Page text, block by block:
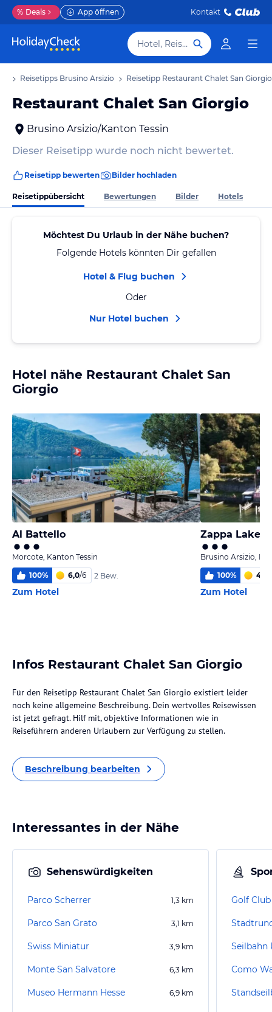
% Deals App öffnen Kontakt
Hotel, Reiseziel
Reisetipps Brusino Arsizio Reisetipp Restaurant Chalet San Giorgio
Restaurant Chalet San Giorgio
Brusino Arsizio/Kanton Tessin
Dieser Reisetipp wurde noch nicht bewertet.
Reisetipp bewerten Bilder hochladen
Reisetippübersicht Bewertungen Bilder Hotels
Möchtest Du Urlaub in der Nähe buchen?
Folgende Hotels könnten Dir gefallen
Hotel & Flug buchen
Oder
Nur Hotel buchen
Hotel nähe Restaurant Chalet San
Giorgio
Al Battello
Morcote, Kanton Tessin
100% 6,0/6 2 Bew.
Zum Hotel
Zappa Lake
Brusino Arsizio,
100% 4,4
Zum Hotel
Infos Restaurant Chalet San Giorgio
Für den Reisetipp Restaurant Chalet San Giorgio existiert leider
noch keine allgemeine Beschreibung. Dein wertvolles Reisewissen
ist jetzt gefragt. Hilf mit, objektive Informationen wie in
Reiseführern anderen Urlaubern zur Verfügung zu stellen.
Beschreibung bearbeiten
Interessantes in der Nähe
Sehenswürdigkeiten
Parco Scherrer 1,3 km
Parco San Grato 3,1 km
Swiss Miniatur 3,9 km
Monte San Salvatore 6,3 km
Museo Hermann Hesse 6,9 km
Golf
Seilbahn
Como